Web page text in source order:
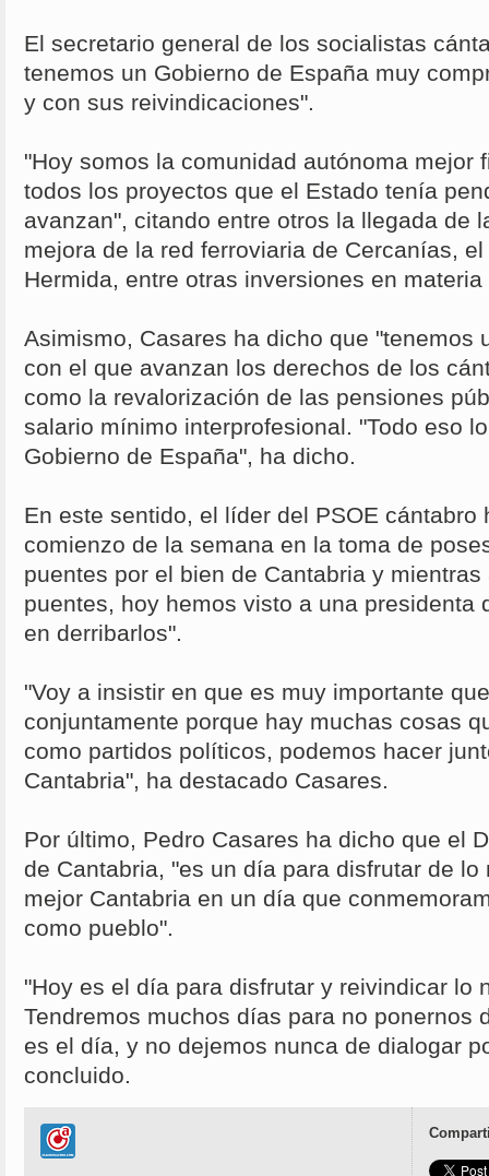
El secretario general de los socialistas
tenemos un Gobierno de España muy
y con sus reivindicaciones".
"Hoy somos la comunidad autónoma mejor
todos los proyectos que el Estado tenía
avanzan", citando entre otros la llegada de
mejora de la red ferroviaria de Cercanías,
Hermida, entre otras inversiones en
Asimismo, Casares ha dicho que "tenemos
con el que avanzan los derechos de los
como la revalorización de las pensiones
salario mínimo interprofesional. "Todo eso
Gobierno de España", ha dicho.
En este sentido, el líder del PSOE cántabro
comienzo de la semana en la toma de
puentes por el bien de Cantabria y
puentes, hoy hemos visto a una presidenta
en derribarlos".
"Voy a insistir en que es muy importante
conjuntamente porque hay muchas cosas
como partidos políticos, podemos hacer
Cantabria", ha destacado Casares.
Por último, Pedro Casares ha dicho que el
de Cantabria, "es un día para disfrutar de
mejor Cantabria en un día que
como pueblo".
"Hoy es el día para disfrutar y reivindicar lo
Tendremos muchos días para no ponernos
es el día, y no dejemos nunca de dialogar
concluido.